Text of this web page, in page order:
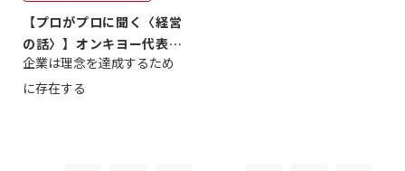
【プロがプロに聞く〈経営
の話〉】オンキヨー代表取
締役会長兼社...
企業は理念を達成するため
に存在する